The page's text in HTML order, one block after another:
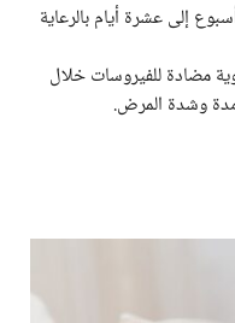
إلى عشرة أيام بالرعاية
مضادة للفيروسات خلال